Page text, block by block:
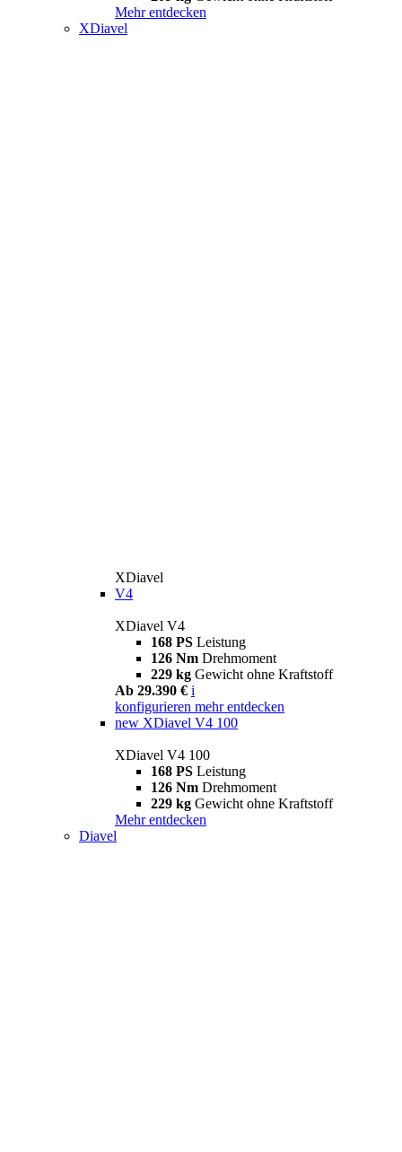
Mehr entdecken
XDiavel
XDiavel
V4
XDiavel V4
168 PS Leistung
126 Nm Drehmoment
229 kg Gewicht ohne Kraftstoff
Ab 29.390 € i
konfigurieren mehr entdecken
new XDiavel V4 100
XDiavel V4 100
168 PS Leistung
126 Nm Drehmoment
229 kg Gewicht ohne Kraftstoff
Mehr entdecken
Diavel